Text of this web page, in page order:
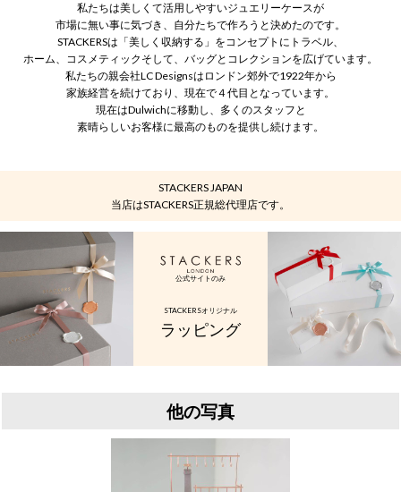
私たちは美しくて活用しやすいジュエリーケースが
市場に無い事に気づき、自分たちで作ろうと決めたのです。
STACKERSは「美しく収納する」をコンセプトにトラベル、
ホーム、コスメティックそして、バッグとコレクションを広げています。
私たちの親会社LC Designsはロンドン郊外で1922年から
家族経営を続けており、現在で４代目となっています。
現在はDulwichに移動し、多くのスタッフと
素晴らしいお客様に最高のものを提供し続けます。
STACKERS JAPAN
当店はSTACKERS正規総代理店です。
公式サイトのみ
STACKERSオリジナル
ラッピング
他の写真